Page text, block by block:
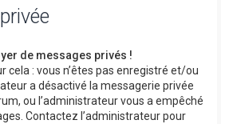
de messages privés !
cela : vous n’êtes pas enregistré et/ou
a désactivé la messagerie privée
ou l’administrateur vous a empêché
Contactez l’administrateur pour